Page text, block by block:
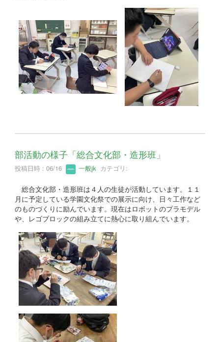
部活動の様子「総合文化部・造形班」
投稿日時 : 06/16 一般jk カテゴリ:
総合文化部・造形班は４人の生徒が活動しています。１１
月に予定している学園文化祭での展示に向け、日々工作など
のものづくりに励んでいます。現在はロボットのプラモデル
や、レゴブロックの組み立てに熱心に取り組んでいます。